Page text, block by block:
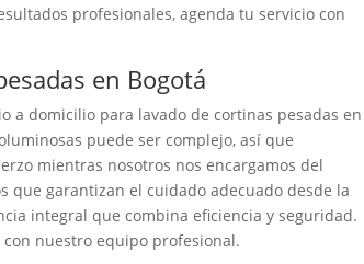
profesionales, agenda tu servicio con
en Bogotá
a domicilio para lavado de cortinas pesadas en
puede ser complejo, así que
mientras nosotros nos encargamos del
que garantizan el cuidado adecuado desde la
integral que combina eficiencia y seguridad.
nuestro equipo profesional.